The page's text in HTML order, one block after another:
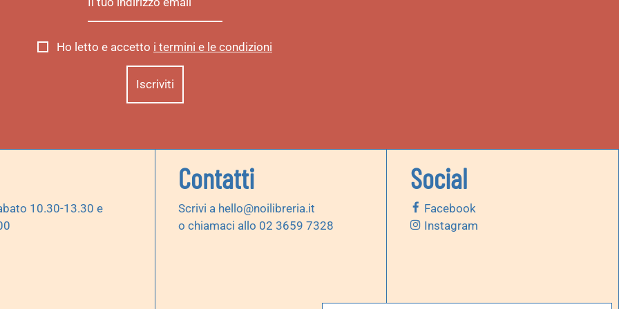
Ho letto e accetto i termini e le condizioni
10.30-13.30 e
Contatti
Scrivi a hello@noilibreria.it
o chiamaci allo 02 3659 7328
Social
Facebook
Instagram